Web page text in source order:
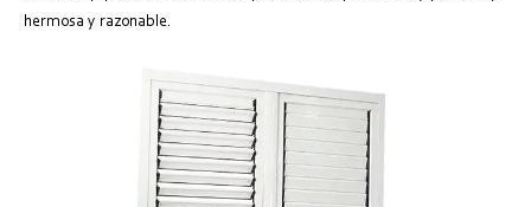
hermosa y razonable.